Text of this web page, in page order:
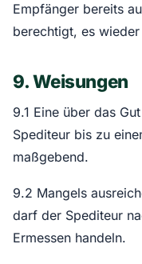
Empfänger bereits
berechtigt, es
9. Weisungen
9.1 Eine über das
Spediteur bis zu
maßgebend.
9.2 Mangels
darf der Spediteur
Ermessen handeln.